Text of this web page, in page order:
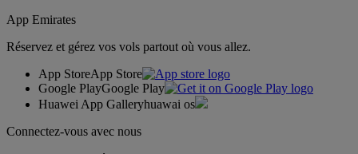
App Emirates
Réservez et gérez vos vols partout où vous allez.
App StoreApp Store
Google PlayGoogle Play
Huawei App Galleryhuawai os
Connectez-vous avec nous